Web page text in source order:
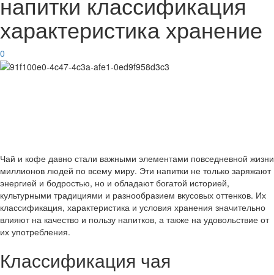
характеристика хранение
0
Чай и кофе давно стали важными элементами повседневной жизни
миллионов людей по всему миру. Эти напитки не только заряжают
энергией и бодростью, но и обладают богатой историей,
культурными традициями и разнообразием вкусовых оттенков. Их
классификация, характеристика и условия хранения значительно
влияют на качество и пользу напитков, а также на удовольствие от
их употребления.
Классификация чая